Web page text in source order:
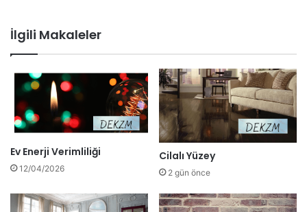
İlgili Makaleler
Ev Enerji Verimliliği
12/04/2026
Cilalı Yüzey
2 gün önce